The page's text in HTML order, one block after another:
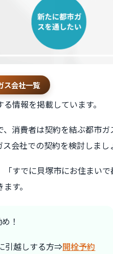
ス会社一覧
る情報を掲載しています。
消費者は契約を結ぶ都市
会社での契約を検討しまし
「すでに貝塚市にお住まい
す。
！
引越しする方⇒開栓予約